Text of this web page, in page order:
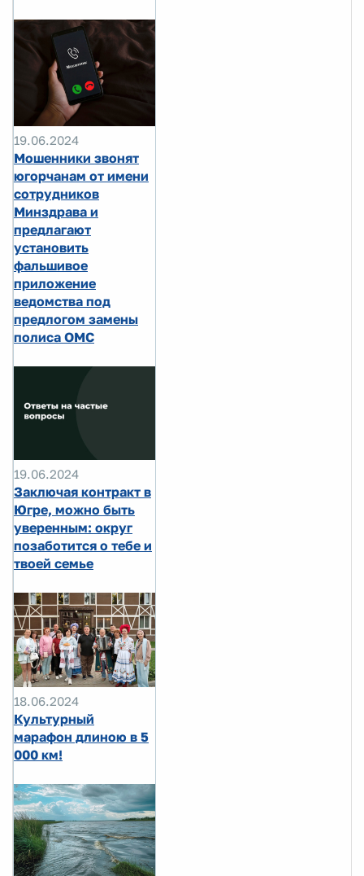
19.06.2024
Мошенники звонят
югорчанам от имени
сотрудников
Минздрава и
предлагают
установить
фальшивое
приложение
ведомства под
предлогом замены
полиса ОМС
19.06.2024
Заключая контракт в
Югре, можно быть
уверенным: округ
позаботится о тебе и
твоей семье
18.06.2024
Культурный
марафон длиною в 5
000 км!